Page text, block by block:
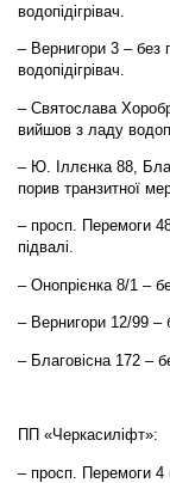
водопідігрівач.
– Вернигори 3 – без
водопідігрівач.
– Святослава
вийшов з ладу
– Ю. Іллєнка 88,
порив транзитної
– просп. Перемоги
підвалі.
– Онопрієнка 8/1 –
– Вернигори 12/99 –
– Благовісна 172 –
ПП «Черкасиліфт»:
– просп. Перемоги 4